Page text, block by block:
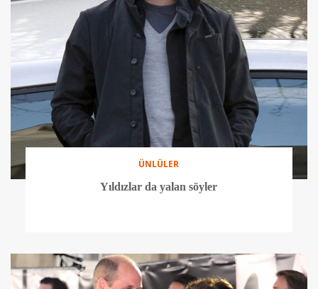
ÜNLÜLER
Yıldızlar da yalan söyler